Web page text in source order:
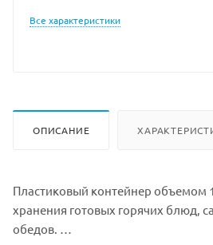
Все характеристики
ОПИСАНИЕ
Пластиковый контейнер объемом
хранения готовых горячих блюд,
обедов.